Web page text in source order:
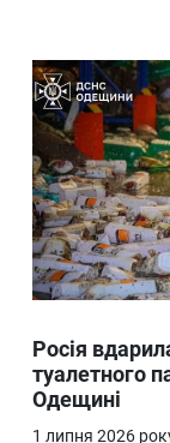
Росія
туалетного
Одещині
1 липня 2026